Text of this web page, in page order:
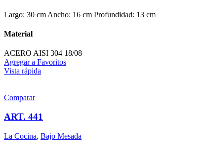
Largo: 30 cm Ancho: 16 cm Profundidad: 13 cm
Material
ACERO AISI 304 18/08
Agregar a Favoritos
Vista rápida
Comparar
ART. 441
La Cocina, Bajo Mesada